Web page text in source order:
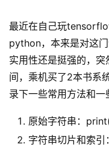
最近在自己玩
python，本来是对这
实用性还是挺强的，
间，乘机买了2本书系
录下一些常用方法和一
原始字符串：
字符串切片和索引：